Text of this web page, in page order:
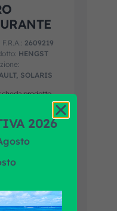
2609219
HENGST
SOLARIS
prodotto
2026